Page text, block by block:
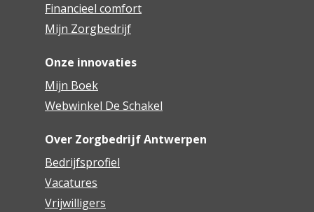
Financieel comfort
Mijn Zorgbedrijf
Onze innovaties
Mijn Boek
Webwinkel De Schakel
Over Zorgbedrijf Antwerpen
Bedrijfsprofiel
Vacatures
Vrijwilligers